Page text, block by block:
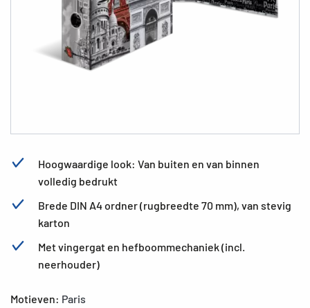
Hoogwaardige look: Van buiten en van binnen
volledig bedrukt
Brede DIN A4 ordner (rugbreedte 70 mm), van stevig
karton
Met vingergat en hefboommechaniek (incl.
neerhouder)
Motieven: Paris